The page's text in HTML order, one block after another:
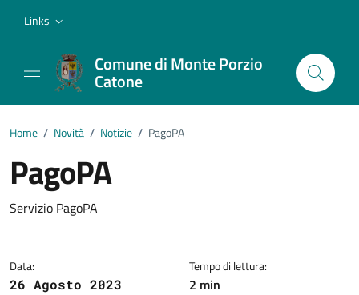
Links
Comune di Monte Porzio
Catone
Home / Novità / Notizie / PagoPA
PagoPA
Dettagli della notizia
Servizio PagoPA
Data:
26 Agosto 2023
Tempo di lettura:
2 min